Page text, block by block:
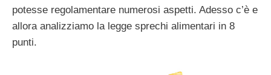
potesse regolamentare numerosi aspetti. Adesso c’è e
allora analizziamo la legge sprechi alimentari in 8
punti.